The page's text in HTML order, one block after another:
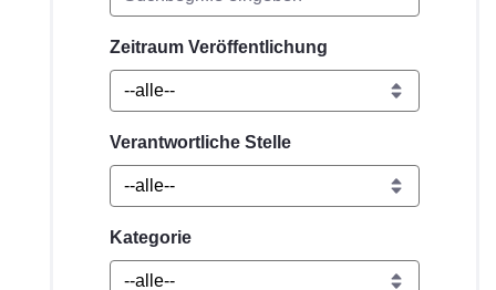
Zeitraum Veröffentlichung
Verantwortliche Stelle
Kategorie